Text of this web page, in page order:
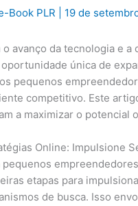
Book PLR 19 de
o avanço da tecnologia e
oportunidade única de
pequenos
competitivo. Este
a maximizar o potencial
Online: Impulsione
pequenos
etapas para
de busca. Isso